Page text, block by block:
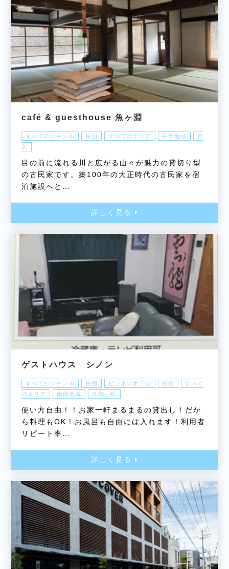
café & guesthouse 魚ヶ淵
すべてのジャンル 民泊 すべてのエリア 中部地域
京
北
目の前に流れる川と広がる山々が魅力の貸切り型
の古民家です。築100年の大正時代の古民家を宿
泊施設へと…
詳しく見る
ゲストハウス シノン
すべてのジャンル 民宿 ビジネスホテル 民泊
すべて
のエリア
南部地域 久御山町
使い方自由！！お家一軒まるまるの貸出し！だか
ら料理もOK！お風呂も自由には入れます！利用者
リピート率…
詳しく見る